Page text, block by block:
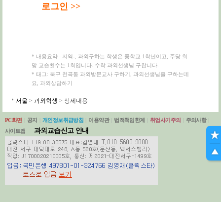
로그인 >>
* 내용요약 : 지역-, 과외구하는 학생은 중학교 1학년이고, 주당 희
망 교습횟수는 1회입니다. 수학 과외선생님 구합니다.
* 태그: 북구 천곡동 과외방문교사 구하기, 과외선생님을 구하는데
요, 과외상담하기
서울 > 과외학생 > 상세내용
PC화면 공지 개인정보취급방침 이용약관 법적책임한계 취업사기주의 주의사항
사이트맵
과외교습신고 안내